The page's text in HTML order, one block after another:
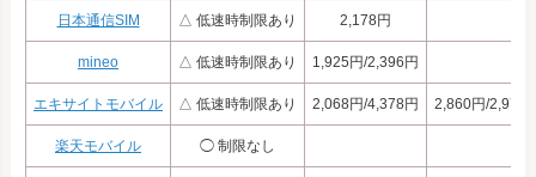
日本通信SIM △ 低速時制限あり 2,178円
mineo △ 低速時制限あり 1,925円/2,396円
エキサイトモバイル △ 低速時制限あり 2,068円/4,378円 2,860円/2,970
楽天モバイル ◯ 制限なし